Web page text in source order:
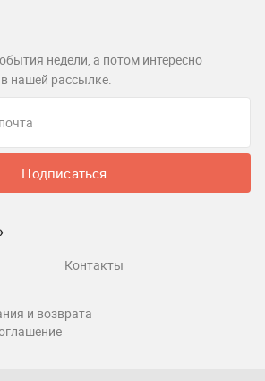
недели, а потом интересно
нашей рассылке.
Подписаться
Контакты
и возврата